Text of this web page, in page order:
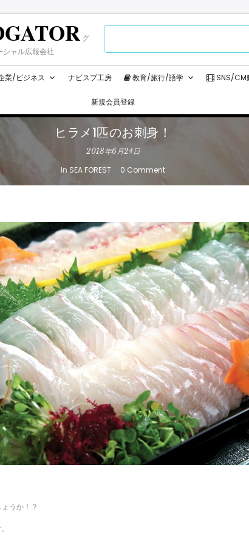
グ
シャル広報会社
業/ビジネス ナビスプ工房 教育/旅行/語学 SNS/CM
新規会員登録
ヒラメ1匹のお刺身！
2018年6月24日
In SEA FOREST 0 Comment
うか！？